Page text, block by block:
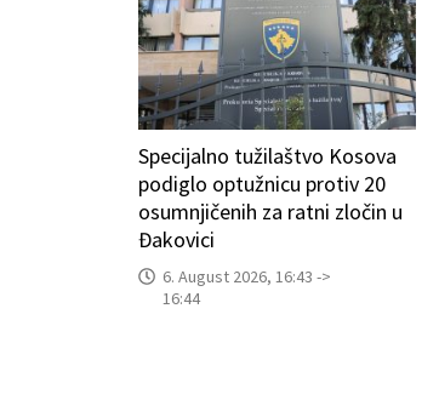
Specijalno tužilaštvo Kosova
podiglo optužnicu protiv 20
osumnjičenih za ratni zločin u
Đakovici
6. August 2026, 16:43 ->
16:44